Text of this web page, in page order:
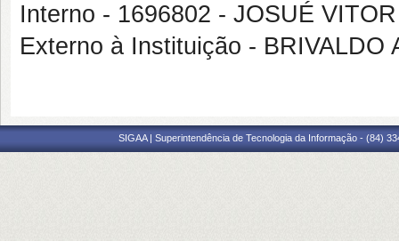
Interno - 1696802 - JOSUÉ
Externo à Instituição - BRIVALDO
SIGAA | Superintendência de Tecnologia da Informação - (84)